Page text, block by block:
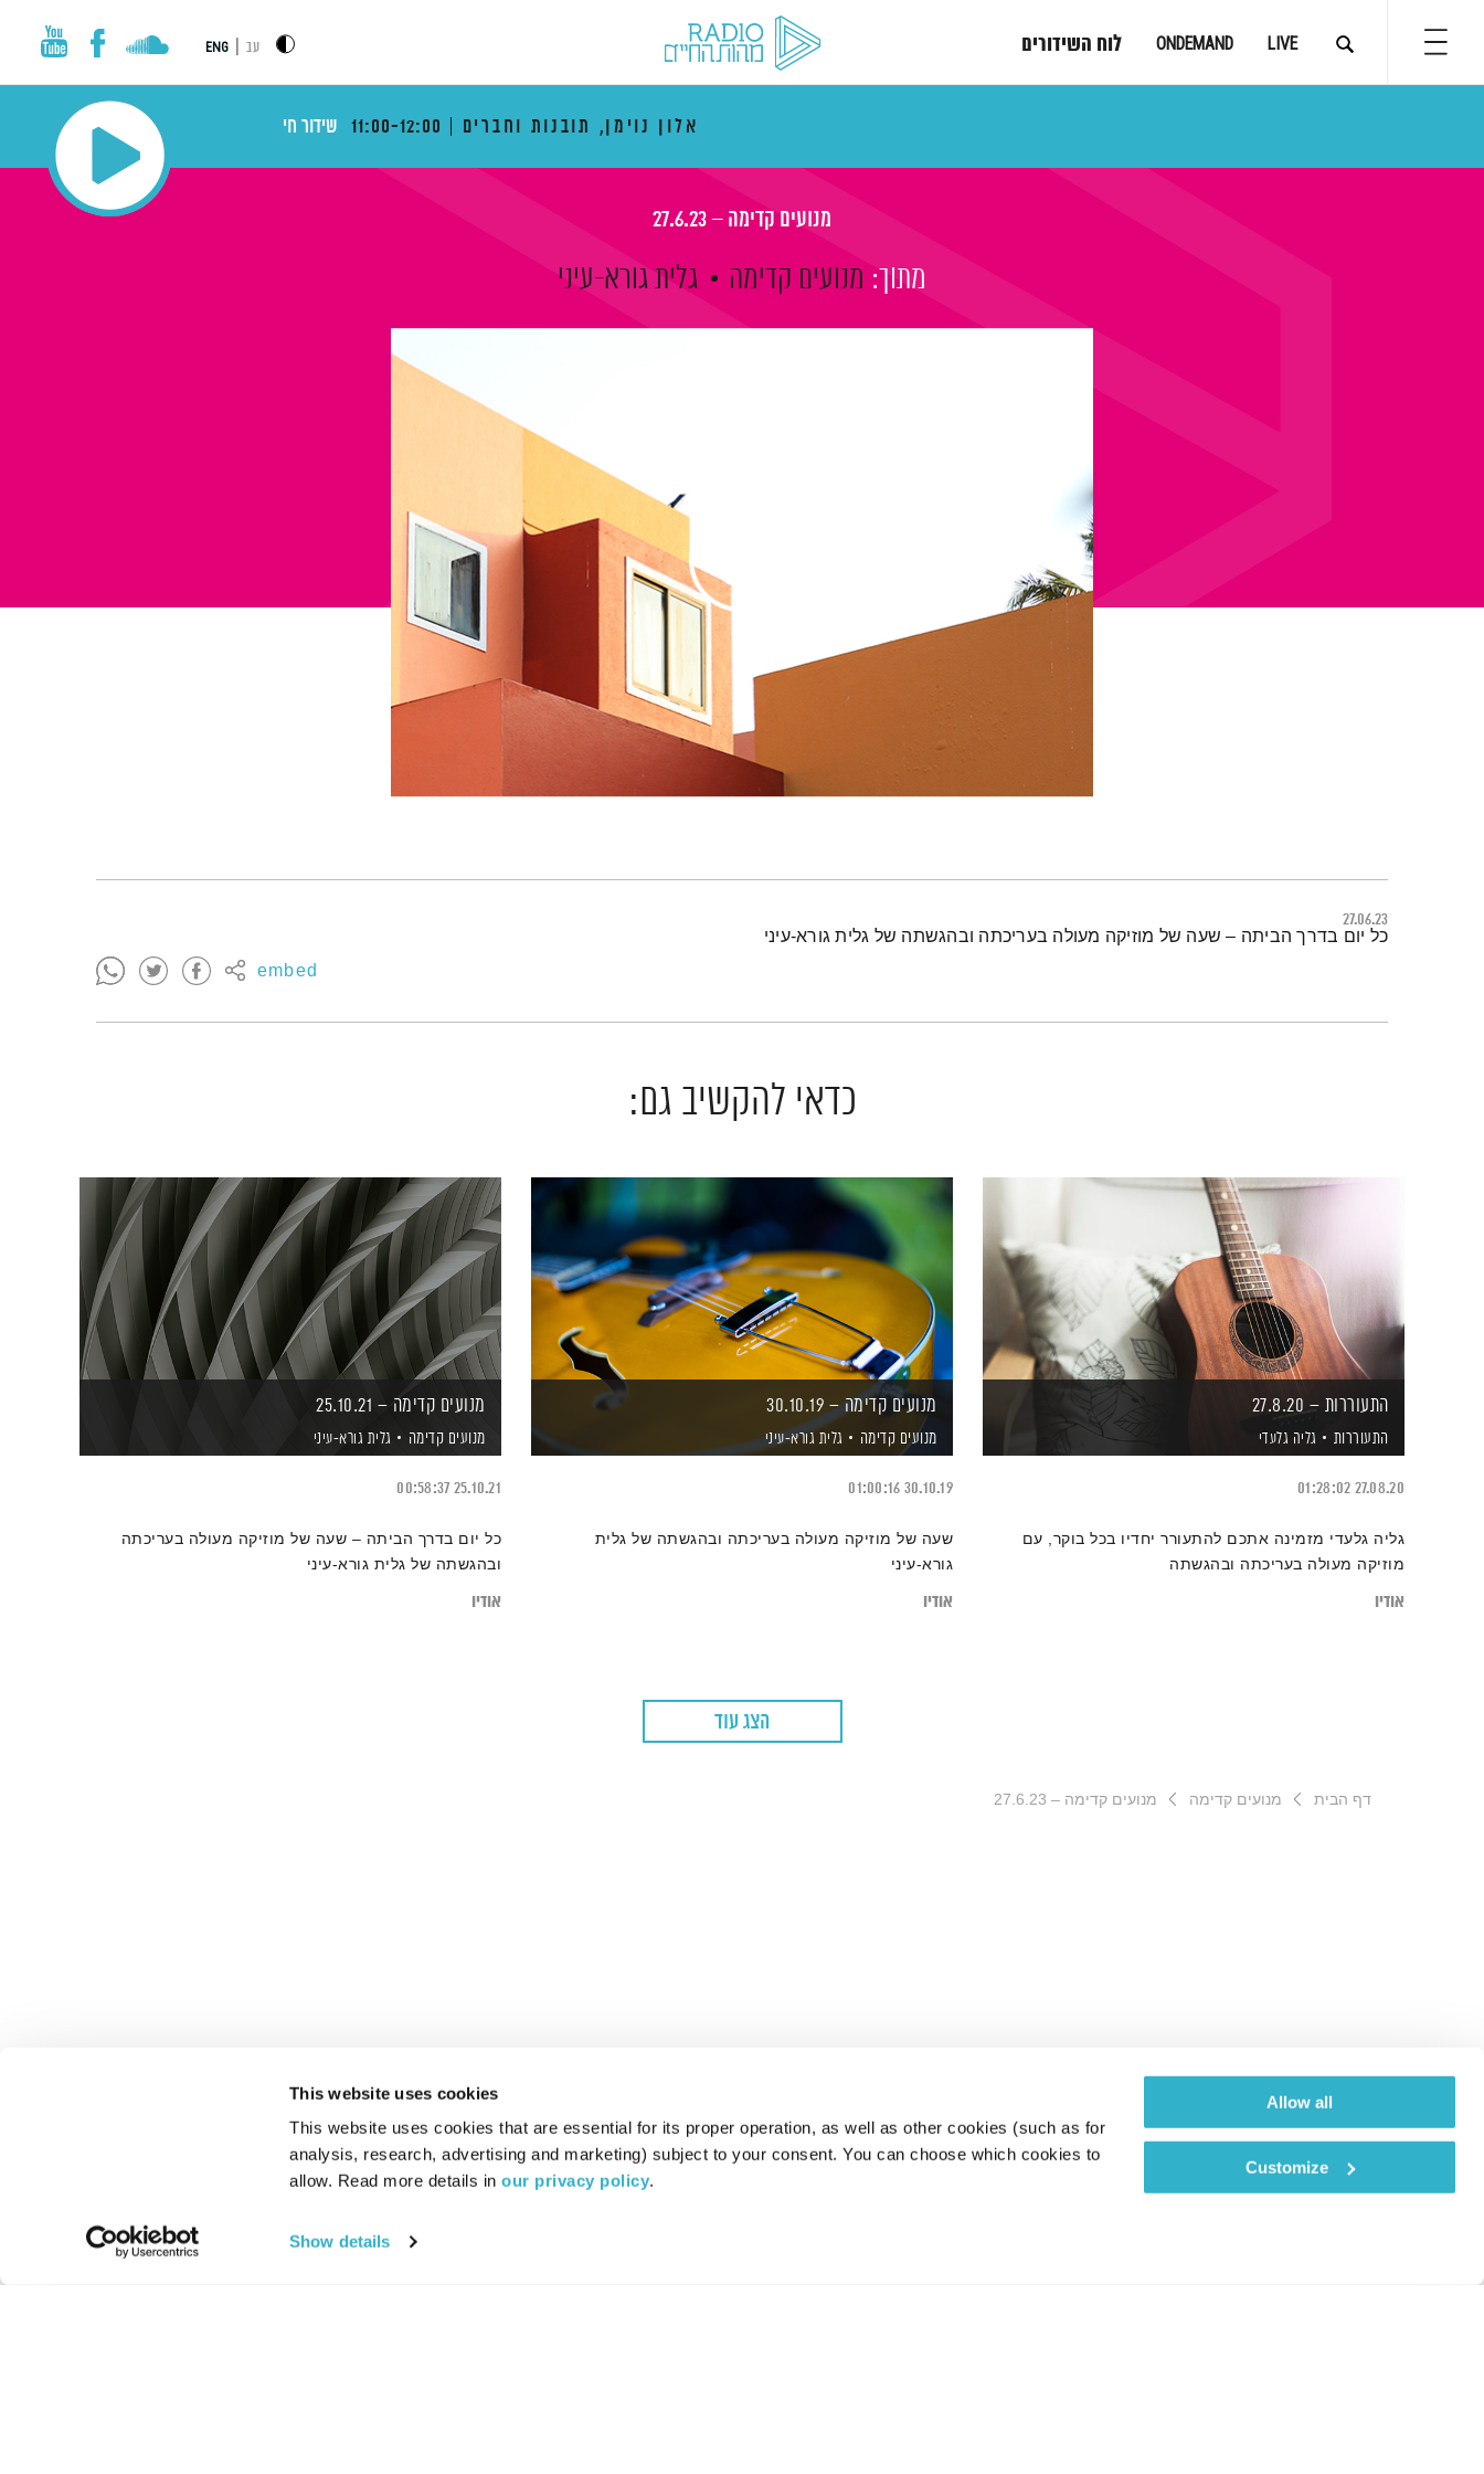
This website uses cookies
This website uses cookies that are essential for its proper operation, as well as other cookies (such as for
analysis, research, advertising and marketing) subject to your consent. You can choose which cookies to
allow. Read more details in our privacy policy.
Show details
Allow all
Customize
LIVE
ONDEMAND לוח השידורים עב ENG
אלון נוימן, תובנות וחברים 11:00-12:00 שידור חי
מנועים קדימה – 27.6.23
מתוך: מנועים קדימה גלית גורא-עיני
27.06.23
embed
תמצית הפודקאסט
כל יום בדרך הביתה – שעה של מוזיקה מעולה בעריכתה ובהגשתה של גלית גורא-עיני
כדאי להקשיב גם:
התעוררות – 27.8.20
התעוררות גליה גלעדי
27.08.20
01:28:02
גליה גלעדי מזמינה אתכם להתעורר יחדיו בכל בוקר, עם
מוזיקה מעולה בעריכתה ובהגשתה
אודיו
מנועים קדימה – 30.10.19
מנועים קדימה גלית גורא-עיני
30.10.19
01:00:16
שעה של מוזיקה מעולה בעריכתה ובהגשתה של גלית
גורא-עיני
אודיו
מנועים קדימה – 25.10.21
מנועים קדימה גלית גורא-עיני
25.10.21
00:58:37
כל יום בדרך הביתה – שעה של מוזיקה מעולה בעריכתה
ובהגשתה של גלית גורא-עיני
אודיו
הצג עוד
דף הבית מנועים קדימה מנועים קדימה – 27.6.23